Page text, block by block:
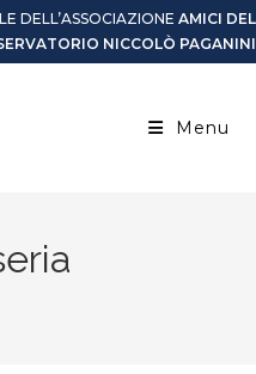
DELL’ASSOCIAZIONE AMICI DEL
NICCOLÒ PAGANINI
Menu